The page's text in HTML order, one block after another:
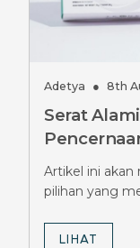
Adetya ● 8th
Serat
Pilihannya
Artikel ini
pilihan yang
LIHAT